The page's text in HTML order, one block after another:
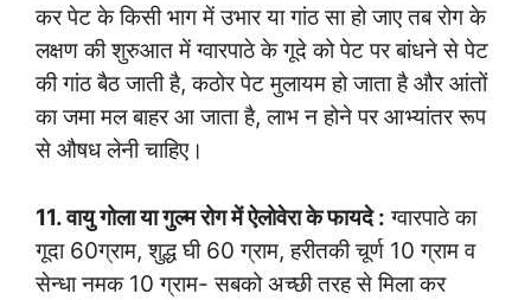
कर पेट के किसी भाग में उभार या गांठ सा हो जाए तब रोग के
लक्षण की शुरुआत में ग्वारपाठे के गूदे को पेट पर बांधने से पेट
की गांठ बैठ जाती है, कठोर पेट मुलायम हो जाता है और आंतों
का जमा मल बाहर आ जाता है, लाभ न होने पर आभ्यांतर रूप
से औषध लेनी चाहिए।
11. वायु गोला या गुल्म रोग में ऐलोवेरा के फायदे : ग्वारपाठे का
गूदा 60ग्राम, शुद्ध घी 60 ग्राम, हरीतकी चूर्ण 10 ग्राम व
सेन्धा नमक 10 ग्राम- सबको अच्छी तरह से मिला कर